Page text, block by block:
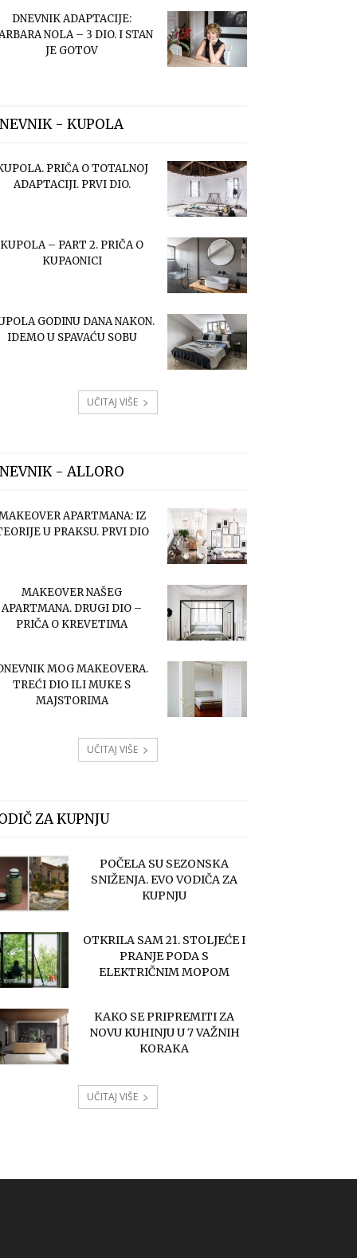
DNEVNIK ADAPTACIJE:
NOLA – 3 DIO. I STAN
JE GOTOV
- KUPOLA
PRIČA O TOTALNOJ
ADAPTACIJI. PRVI DIO.
KUPOLA – PART 2. PRIČA O
KUPAONICI
GODINU DANA NAKON.
IDEMO U SPAVAĆU SOBU
UČITAJ VIŠE
- ALLORO
APARTMANA: IZ
U PRAKSU. PRVI DIO
MAKEOVER NAŠEG
APARTMANA. DRUGI DIO –
PRIČA O KREVETIMA
MOG MAKEOVERA.
TREĆI DIO ILI MUKE S
MAJSTORIMA
UČITAJ VIŠE
ZA KUPNJU
POČELA SU SEZONSKA
SNIŽENJA. EVO VODIČA ZA
KUPNJU
OTKRILA SAM 21. STOLJEĆE I
PRANJE PODA S
ELEKTRIČNIM MOPOM
KAKO SE PRIPREMITI ZA
NOVU KUHINJU U 7 VAŽNIH
KORAKA
UČITAJ VIŠE